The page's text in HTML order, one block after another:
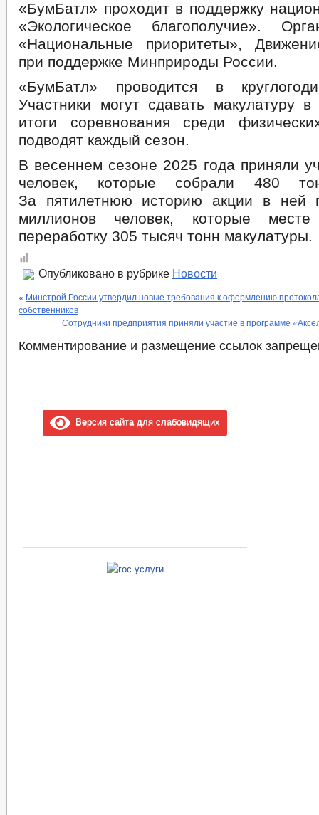
«БумБатл» проходит в поддержку
«Экологическое благополучие».
«Национальные приоритеты»,
при поддержке Минприроды России.
«БумБатл» проводится в
Участники могут сдавать макулатуру
итоги соревнования среди
подводят каждый сезон.
В весеннем сезоне 2025 года приняли
человек, которые собрали 480
За пятилетнюю историю акции в ней
миллионов человек, которые
переработку 305 тысяч тонн макулатуры.
Опубликовано в рубрике Новости
« Минстрой России утвердил новые требования к оформлению
собственников
Сотрудники предприятия приняли участие в программе
Комментирование и размещение ссылок
Версия сайта для слабовидящих